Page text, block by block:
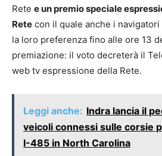
Rete e un premio speciale
Rete con il quale anche i
la loro preferenza fino alle ore 13
premiazione: il voto decreterà il
web tv espressione della Rete.
Leggi anche: Indra lancia il
veicoli connessi sulle corsie
I-485 in North Carolina